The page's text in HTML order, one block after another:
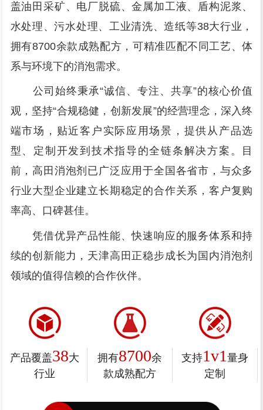
盖油田采矿、电厂脱硫、金属加工液、盾构泥浆、
水处理、污水处理、工业清洗、造纸等38大行业，
拥有8700余款成熟配方，可精准匹配不同工艺、体
系与环境下的消泡需求。
公司始终秉承“诚信、专注、共享”的核心价值
观，坚持“合规稳健，创新发展”的经营理念，深入终
端市场，贴近客户实际应用场景，提供从产品选
型、定制开发到技术指导的全链条解决方案。目
前，高田消泡剂已广泛应用于全国各省市，与众多
行业大型企业建立长期稳定的合作关系，客户复购
率高、口碑甚佳。
凭借优异产品性能、快速响应的服务体系和持
续的创新能力，天津高田正稳步成长为国内消泡剂
领域的值得信赖的合作伙伴。
产品覆盖38大
行业
拥有8700余
款成熟配方
支持1v1量身
定制